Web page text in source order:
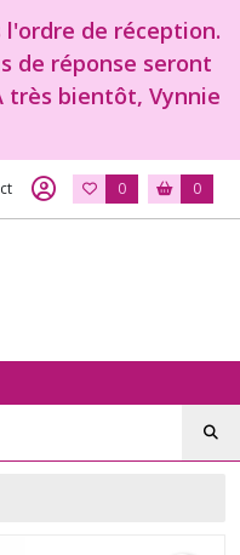
de réception.
de réponse seront
très bientôt, Vynnie
0 0